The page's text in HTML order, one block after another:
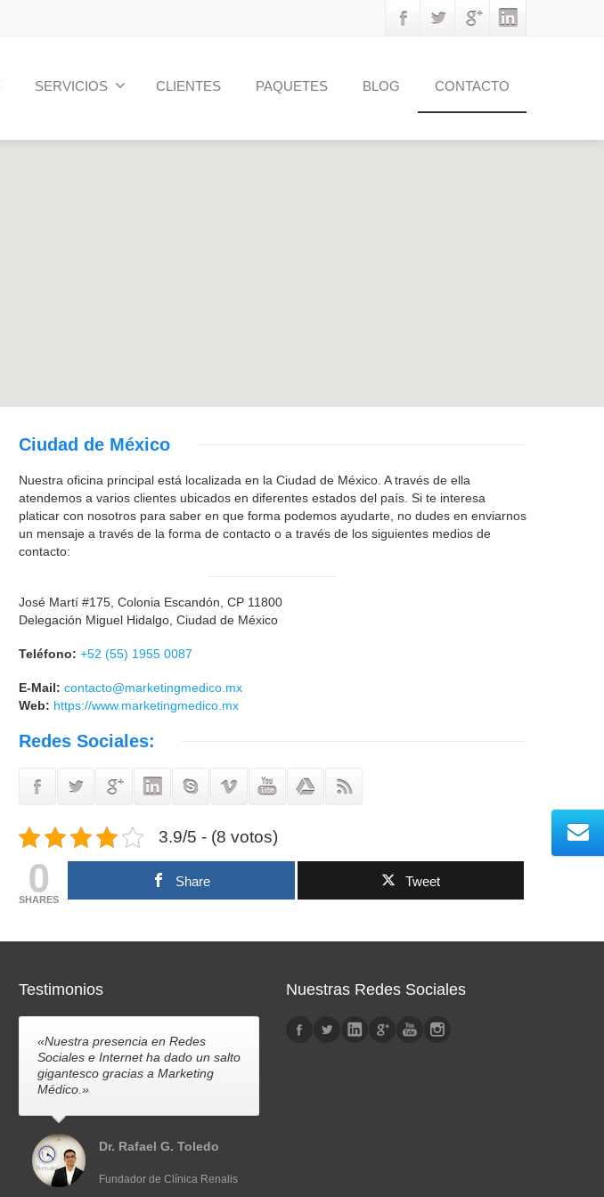
SERVICIOS CLIENTES PAQUETES BLOG CONTACTO
Ciudad de México
Nuestra oficina principal está localizada en la Ciudad de México. A través de ella
atendemos a varios clientes ubicados en diferentes estados del país. Si te interesa
platicar con nosotros para saber en que forma podemos ayudarte, no dudes en enviarnos
un mensaje a través de la forma de contacto o a través de los siguientes medios de
contacto:
José Martí #175, Colonia Escandón, CP 11800
Delegación Miguel Hidalgo, Ciudad de México
Teléfono: +52 (55) 1955 0087
E-Mail: contacto@marketingmedico.mx
Web: https://www.marketingmedico.mx
Redes Sociales:
3.9/5 - (8 votos)
0
SHARES
Share Tweet
Testimonios
«Nuestra presencia en Redes
Sociales e Internet ha dado un salto
gigantesco gracias a Marketing
Médico.»
Dr. Rafael G. Toledo
Fundador de Clínica Renalis
Nuestras Redes Sociales